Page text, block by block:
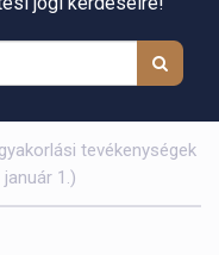
tevékenységek
1.)